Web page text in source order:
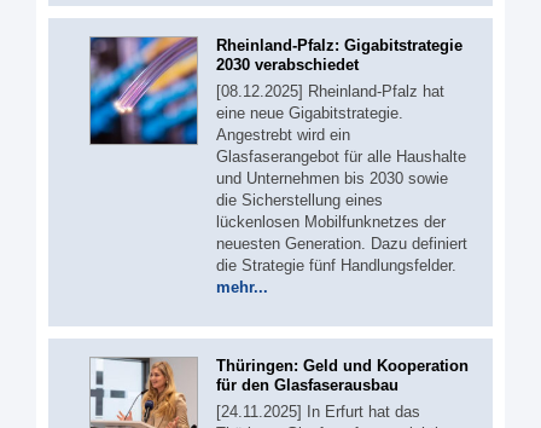
Rheinland-Pfalz: Gigabitstrategie
2030 verabschiedet
[08.12.2025] Rheinland-Pfalz hat
eine neue Gigabitstrategie.
Angestrebt wird ein
Glasfaserangebot für alle Haushalte
und Unternehmen bis 2030 sowie
die Sicherstellung eines
lückenlosen Mobilfunknetzes der
neuesten Generation. Dazu definiert
die Strategie fünf Handlungsfelder.
mehr...
Thüringen: Geld und Kooperation
für den Glasfaserausbau
[24.11.2025] In Erfurt hat das